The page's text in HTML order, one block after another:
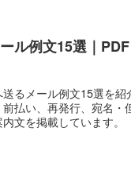
ル例文15選｜
るメール例文15選を
払い、再発行、宛名・
文を掲載しています。